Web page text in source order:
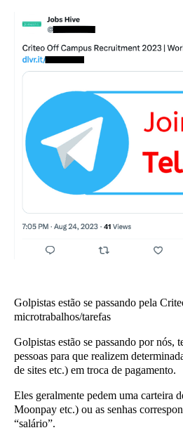
Golpistas estão se passando pela
microtrabalhos/tarefas
Golpistas estão se passando por nós,
pessoas para que realizem
de sites etc.) em troca de pagamento.
Eles geralmente pedem uma carteira
Moonpay etc.) ou as senhas
“salário”.